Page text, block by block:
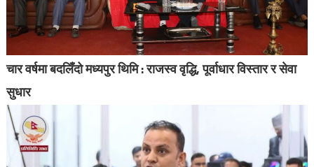
चार वर्षमा बदलिँदो मध्यपुर थिमि : राजस्व वृद्धि, पूर्वाधार विस्तार र सेवा
सुधार